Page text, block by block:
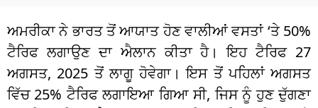
ਚੋਣਾਂ 2026
ਅਮਰੀਕਾ ਨੇ ਭਾਰਤ ਤੋਂ ਆਯਾਤ ਹੋਣ ਵਾਲੀਆਂ ਵਸਤਾਂ ‘ਤੇ 50%
ਟੈਰਿਫ ਲਗਾਉਣ ਦਾ ਐਲਾਨ ਕੀਤਾ ਹੈ। ਇਹ ਟੈਰਿਫ 27
ਅਗਸਤ, 2025 ਤੋਂ ਲਾਗੂ ਹੋਵੇਗਾ। ਇਸ ਤੋਂ ਪਹਿਲਾਂ ਅਗਸਤ
ਵਿੱਚ 25% ਟੈਰਿਫ ਲਗਾਇਆ ਗਿਆ ਸੀ, ਜਿਸ ਨੂੰ ਹੁਣ ਦੁੱਗਣਾ